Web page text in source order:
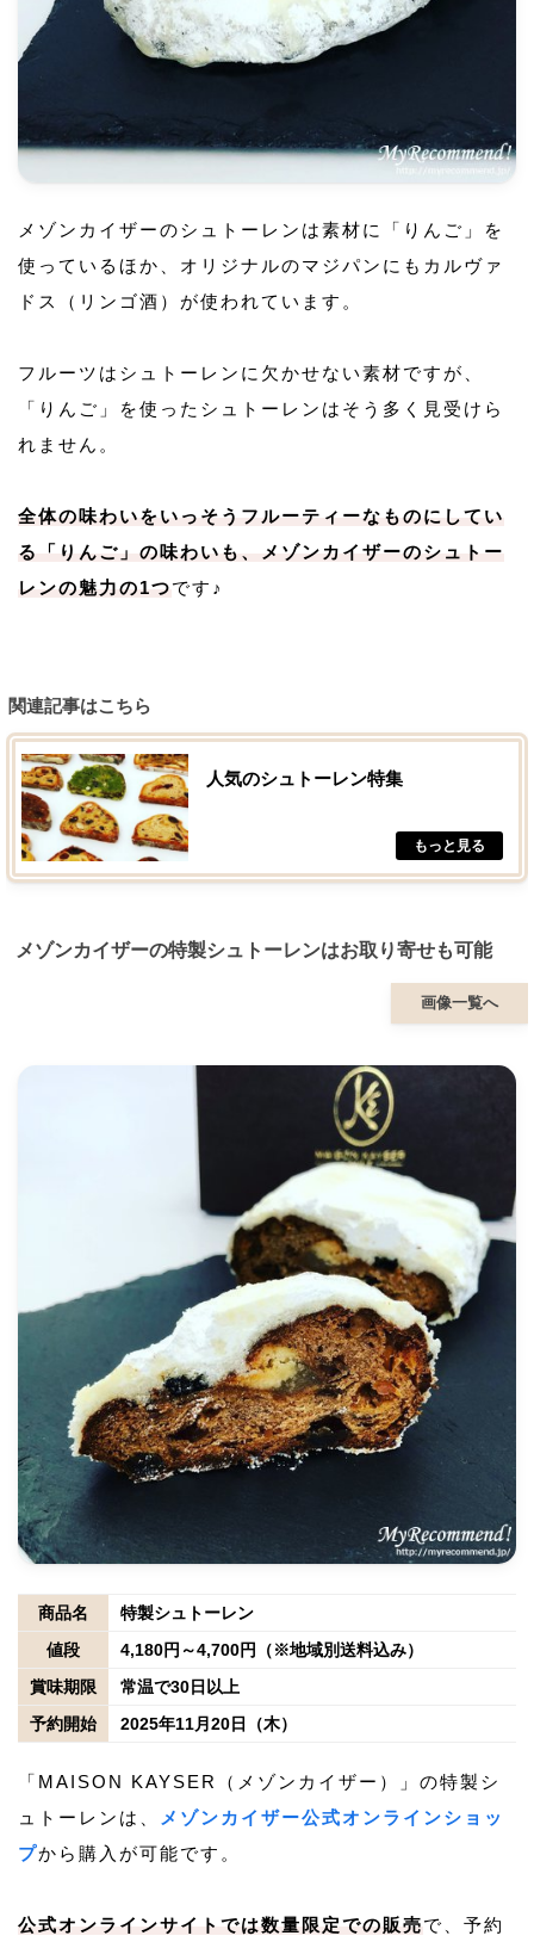
メゾンカイザーのシュトーレンは素材に「りんご」を
使っているほか、オリジナルのマジパンにもカルヴァ
ドス（リンゴ酒）が使われています。
フルーツはシュトーレンに欠かせない素材ですが、
「りんご」を使ったシュトーレンはそう多く見受けら
れません。
全体の味わいをいっそうフルーティーなものにしてい
る「りんご」の味わいも、メゾンカイザーのシュトー
レンの魅力の1つです♪
関連記事はこちら
人気のシュトーレン特集
メゾンカイザーの特製シュトーレンはお取り寄せも可能
画像一覧へ
商品名
特製シュトーレン
値段
4,180円～4,700円（※地域別送料込み）
賞味期限
常温で30日以上
予約開始
2025年11月20日（木）
「MAISON KAYSER（メゾンカイザー）」の特製シ
ュトーレンは、
メゾンカイザー公式オンラインショッ
プから購入が可能です。
公式オンラインサイトでは数量限定での販売で、予約